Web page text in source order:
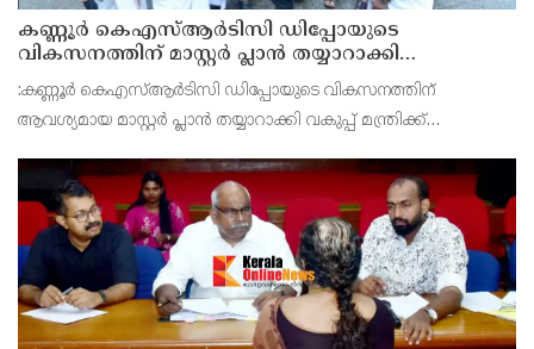
കണ്ണൂർ കെഎസ്ആർടിസി ഡിപ്പോയുടെ
വികസനത്തിന് മാസ്റ്റർ പ്ലാൻ തയ്യാറാക്കി
സമർപ്പിക്കും : ടി ഒ മോഹനൻ എം എൽ എ
:കണ്ണൂർ കെഎസ്ആർടിസി ഡിപ്പോയുടെ വികസനത്തിന്
ആവശ്യമായ മാസ്റ്റർ പ്ലാൻ തയ്യാറാക്കി വകുപ്പ് മന്ത്രിക്ക്
ഡിപ്പോയ്ക്ക് നാല് ഏക്കറിൽ അധികം വരുന്ന സ്ഥലമുണ്ട്